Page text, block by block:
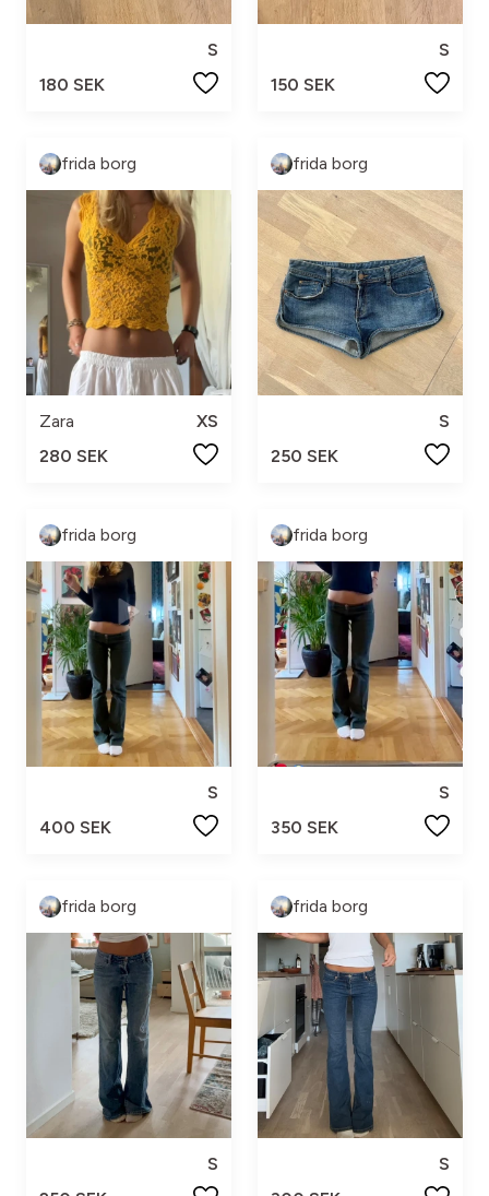
S
180 SEK
S
150 SEK
frida borg
Zara
XS
280 SEK
frida borg
S
250 SEK
frida borg
S
400 SEK
frida borg
S
350 SEK
frida borg
S
frida borg
S